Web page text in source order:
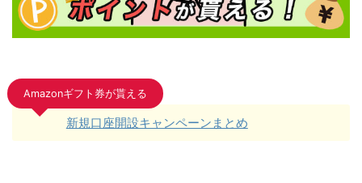
Amazonギフト券が貰える
新規口座開設キャンペーンまとめ